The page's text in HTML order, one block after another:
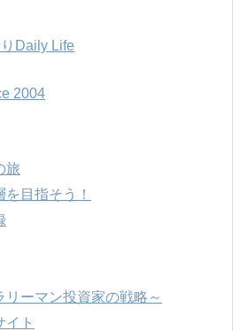
Daily Life
2004
旅
目指そう！
ーマン投資家の戦略～
ト